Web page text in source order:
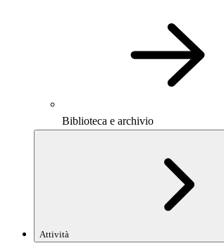
Biblioteca e archivio
Attività